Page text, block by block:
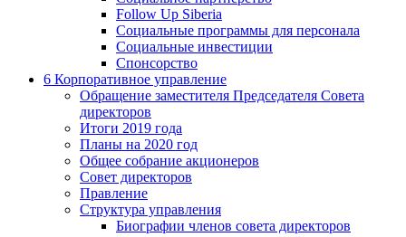
Follow Up Siberia
Социальные программы для персонала
Социальные инвестиции
Спонсорство
6 Корпоративное управление
Обращение заместителя Председателя Совета
директоров
Итоги 2019 года
Планы на 2020 год
Общее собрание акционеров
Совет директоров
Правление
Структура управления
Биографии членов совета директоров